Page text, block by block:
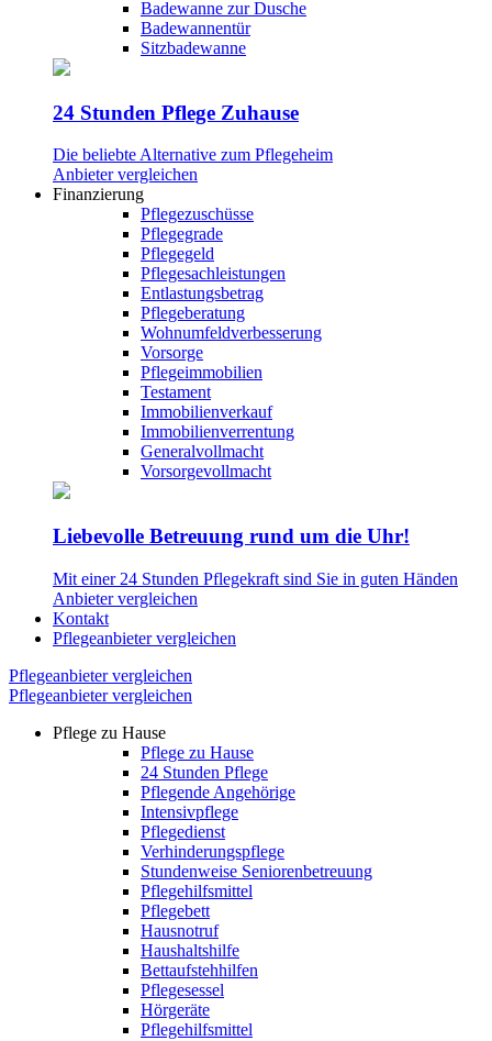
Badewanne zur Dusche
Badewannentür
Sitzbadewanne
24 Stunden Pflege Zuhause
Die beliebte Alternative zum Pflegeheim
Anbieter vergleichen
Finanzierung
Pflegezuschüsse
Pflegegrade
Pflegegeld
Pflegesachleistungen
Entlastungsbetrag
Pflegeberatung
Wohnumfeldverbesserung
Vorsorge
Pflegeimmobilien
Testament
Immobilienverkauf
Immobilienverrentung
Generalvollmacht
Vorsorgevollmacht
Liebevolle Betreuung rund um die Uhr!
Mit einer 24 Stunden Pflegekraft sind Sie in guten Händen
Anbieter vergleichen
Kontakt
Pflegeanbieter vergleichen
Pflegeanbieter vergleichen
Pflegeanbieter vergleichen
Pflege zu Hause
Pflege zu Hause
24 Stunden Pflege
Pflegende Angehörige
Intensivpflege
Pflegedienst
Verhinderungspflege
Stundenweise Seniorenbetreuung
Pflegehilfsmittel
Pflegebett
Hausnotruf
Haushaltshilfe
Bettaufstehhilfen
Pflegesessel
Hörgeräte
Pflegehilfsmittel